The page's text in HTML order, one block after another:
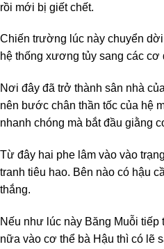
rồi mới bị giết chết.
Chiến trường lúc này chuyển
hệ thống xương tủy sang các cơ
Nơi đây đã trở thành sân nhà
nên bước chân thần tốc của hệ
nhanh chóng mà bắt đầu giằng
Từ đây hai phe lâm vào vào
tranh tiêu hao. Bên nào có hậu
thắng.
Nếu như lúc này Băng Muỗi
nữa vào cơ thể bà Hậu thì có lẽ